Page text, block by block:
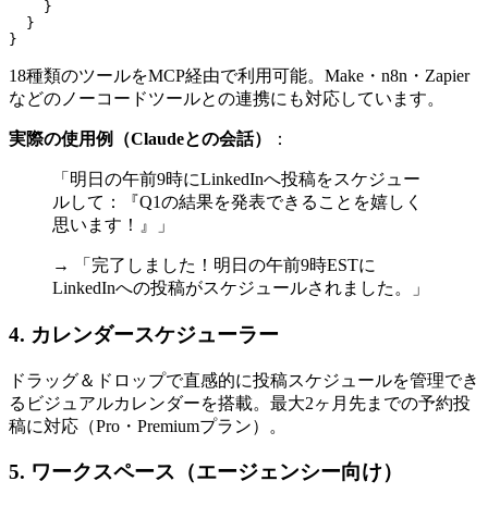
    }
  }
18種類のツールをMCP経由で利用可能。Make・n8n・Zapier
などのノーコードツールとの連携にも対応しています。
実際の使用例（Claudeとの会話） ：
「明日の午前9時にLinkedInへ投稿をスケジュー
ルして：『Q1の結果を発表できることを嬉しく
思います！』」
→ 「完了しました！明日の午前9時ESTに
LinkedInへの投稿がスケジュールされました。」
4. カレンダースケジューラー
ドラッグ＆ドロップで直感的に投稿スケジュールを管理でき
るビジュアルカレンダーを搭載。最大2ヶ月先までの予約投
稿に対応（Pro・Premiumプラン）。
5. ワークスペース（エージェンシー向け）